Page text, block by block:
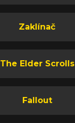
Zaklínač
The Elder Scrolls
Fallout